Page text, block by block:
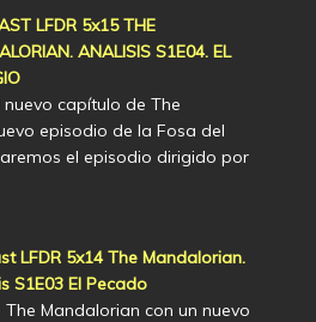
LFDR 5x15 THE
ANALISIS S1E04. EL
nuevo capítulo de The
episodio de la Fosa del
el episodio dirigido por
LFDR 5x14 The Mandalorian.
S1E03 El Pecado
The Mandalorian con un nuevo